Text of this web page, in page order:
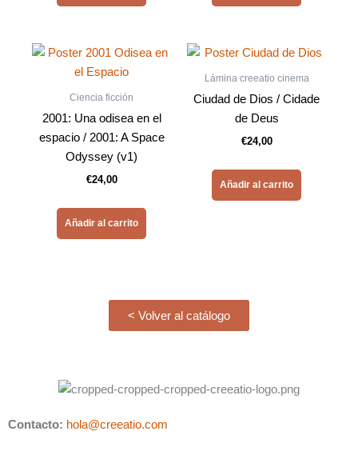
Ciencia ficción
2001: Una odisea en el
espacio / 2001: A Space
Odyssey (v1)
€24,00
Añadir al carrito
Lámina creeatio cinema
Ciudad de Dios / Cidade
de Deus
€24,00
Añadir al carrito
< Volver al catálogo
Contacto: hola@creeatio.com